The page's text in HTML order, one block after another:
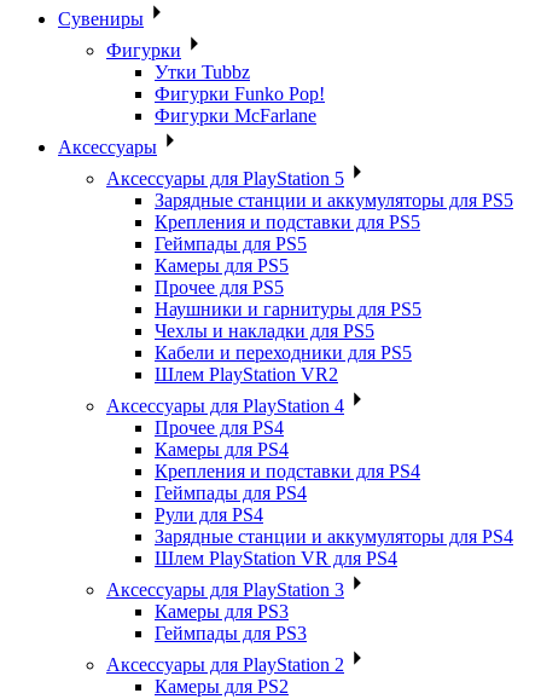
Сувениры
Фигурки
Утки Tubbz
Фигурки Funko Pop!
Фигурки McFarlane
Аксессуары
Аксессуары для PlayStation 5
Зарядные станции и аккумуляторы для PS5
Крепления и подставки для PS5
Геймпады для PS5
Камеры для PS5
Прочее для PS5
Наушники и гарнитуры для PS5
Чехлы и накладки для PS5
Кабели и переходники для PS5
Шлем PlayStation VR2
Аксессуары для PlayStation 4
Прочее для PS4
Камеры для PS4
Крепления и подставки для PS4
Геймпады для PS4
Рули для PS4
Зарядные станции и аккумуляторы для PS4
Шлем PlayStation VR для PS4
Аксессуары для PlayStation 3
Камеры для PS3
Геймпады для PS3
Аксессуары для PlayStation 2
Камеры для PS2